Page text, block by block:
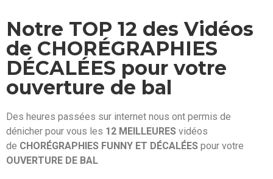
Notre TOP 12 des Vidéos
de CHORÉGRAPHIES
DÉCALÉES pour votre
ouverture de bal
Des heures passées sur internet nous ont permis de
dénicher pour vous les 12 MEILLEURES vidéos
de CHORÉGRAPHIES FUNNY ET DÉCALÉES pour votre
OUVERTURE DE BAL